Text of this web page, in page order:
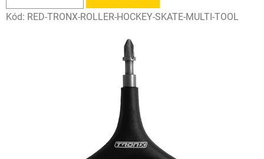
Kód: RED-TRONX-ROLLER-HOCKEY-SKATE-MULTI-TOOL